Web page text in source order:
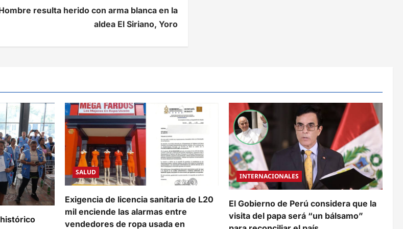
resulta herido con arma blanca en la
aldea El Siriano, Yoro
SALUD
Exigencia de licencia sanitaria de L20
mil enciende las alarmas entre
vendedores de ropa usada en
INTERNACIONALES
El Gobierno de Perú considera que la
visita del papa será “un bálsamo”